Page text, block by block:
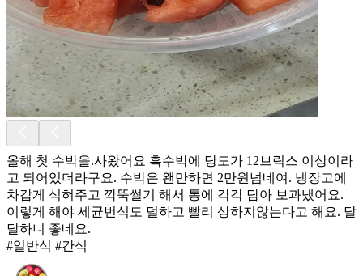
올해 첫 수박을.사왔어요 흑수박에 당도가 12브릭스 이상이라
고 되어있더라구요. 수박은 왠만하면 2만원넘네여. 냉장고에
차갑게 식혀주고 깍뚝썰기 해서 통에 각각 담아 보과냈어요.
이렇게 해야 세균번식도 덜하고 빨리 상하지않는다고 해요. 달
달하니 좋네요.
#일반식 #간식